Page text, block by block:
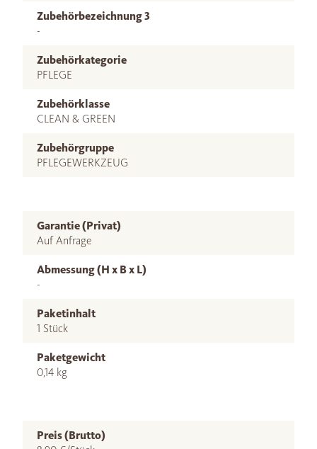
Zubehörbezeichnung 3
-
Zubehörkategorie
PFLEGE
Zubehörklasse
CLEAN & GREEN
Zubehörgruppe
PFLEGEWERKZEUG
Garantie (Privat)
Auf Anfrage
Abmessung (H x B x L)
-
Paketinhalt
1 Stück
Paketgewicht
0,14 kg
Preis (Brutto)